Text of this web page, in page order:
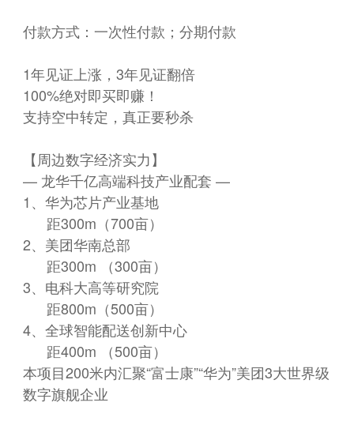
付款方式：一次性付款；分期付款
1年见证上涨，3年见证翻倍
100%绝对即买即赚！
支持空中转定，真正要秒杀
【周边数字经济实力】
— 龙华千亿高端科技产业配套 —
1、华为芯片产业基地
距300m（700亩）
2、美团华南总部
距300m （300亩）
3、电科大高等研究院
距800m（500亩）
4、全球智能配送创新中心
距400m （500亩）
本项目200米内汇聚“富士康”“华为”美团3大世界级
数字旗舰企业